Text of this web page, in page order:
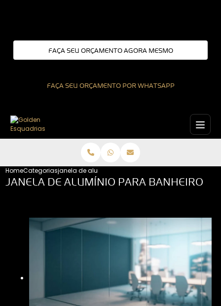
FAÇA SEU ORÇAMENTO AGORA MESMO
FAÇA SEU ORÇAMENTO POR WHATSAPP
HomeCategoriasjanela de aluminio para banheiro
JANELA DE ALUMÍNIO PARA BANHEIRO